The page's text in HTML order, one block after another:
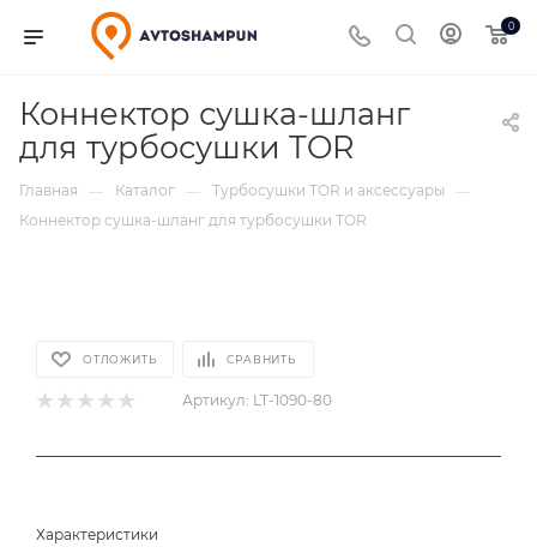
0
Коннектор сушка-шланг
для турбосушки TOR
Главная — Каталог — Турбосушки TOR и аксессуары
—
Коннектор сушка-шланг для турбосушки TOR
ОТЛОЖИТЬ СРАВНИТЬ
Артикул: LT-1090-80
Характеристики